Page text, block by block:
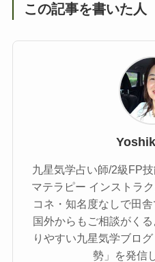
この記事を書いた人
九星気学占い師/2級FP
マテラピー インストラ
コネ・知名度なしで田
国外からもご相談がく
りやすい九星気学ブロ
勢」を発信